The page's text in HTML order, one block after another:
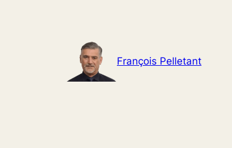
François Pelletant